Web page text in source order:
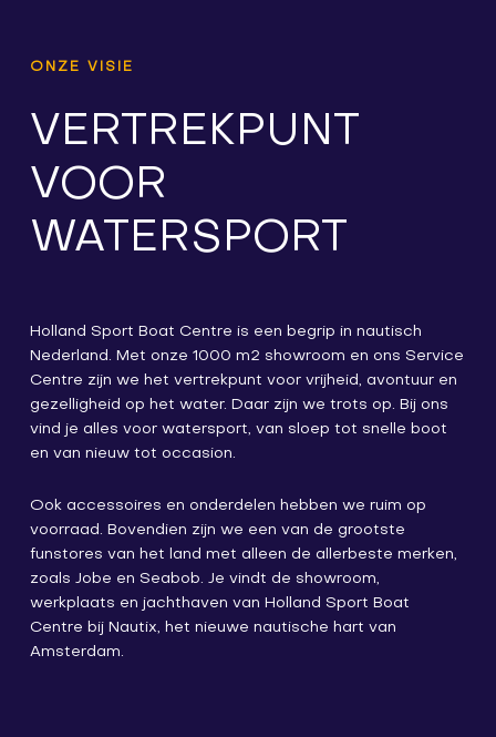
ONZE VISIE
VERTREKPUNT
VOOR
WATERSPORT
Holland Sport Boat Centre is een begrip in nautisch
Nederland. Met onze 1000 m2 showroom en ons Service
Centre zijn we het vertrekpunt voor vrijheid, avontuur en
gezelligheid op het water. Daar zijn we trots op. Bij ons
vind je alles voor watersport, van sloep tot snelle boot
en van nieuw tot occasion.
Ook accessoires en onderdelen hebben we ruim op
voorraad. Bovendien zijn we een van de grootste
funstores van het land met alleen de allerbeste merken,
zoals Jobe en Seabob. Je vindt de showroom,
werkplaats en jachthaven van Holland Sport Boat
Centre bij Nautix, het nieuwe nautische hart van
Amsterdam.